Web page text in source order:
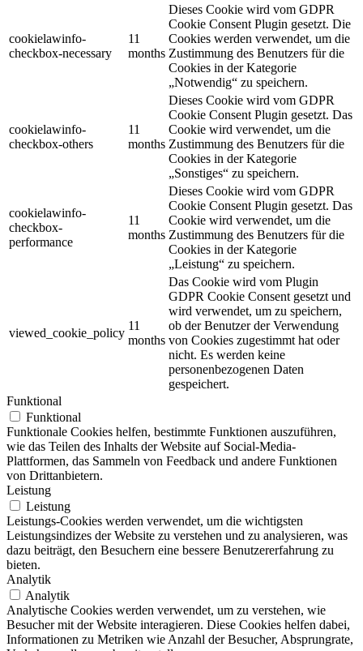
cookielawinfo-
checkbox-necessary
11
months
Dieses Cookie wird vom GDPR
Cookie Consent Plugin gesetzt. Die
Cookies werden verwendet, um die
Zustimmung des Benutzers für die
Cookies in der Kategorie
„Notwendig“ zu speichern.
cookielawinfo-
checkbox-others
11
months
Dieses Cookie wird vom GDPR
Cookie Consent Plugin gesetzt. Das
Cookie wird verwendet, um die
Zustimmung des Benutzers für die
Cookies in der Kategorie
„Sonstiges“ zu speichern.
cookielawinfo-
checkbox-
performance
11
months
Dieses Cookie wird vom GDPR
Cookie Consent Plugin gesetzt. Das
Cookie wird verwendet, um die
Zustimmung des Benutzers für die
Cookies in der Kategorie
„Leistung“ zu speichern.
viewed_cookie_policy
11
months
Das Cookie wird vom Plugin
GDPR Cookie Consent gesetzt und
wird verwendet, um zu speichern,
ob der Benutzer der Verwendung
von Cookies zugestimmt hat oder
nicht. Es werden keine
personenbezogenen Daten
gespeichert.
Funktional
Funktional
Funktionale Cookies helfen, bestimmte Funktionen auszuführen,
wie das Teilen des Inhalts der Website auf Social-Media-
Plattformen, das Sammeln von Feedback und andere Funktionen
von Drittanbietern.
Leistung
Leistung
Leistungs-Cookies werden verwendet, um die wichtigsten
Leistungsindizes der Website zu verstehen und zu analysieren, was
dazu beiträgt, den Besuchern eine bessere Benutzererfahrung zu
bieten.
Analytik
Analytik
Analytische Cookies werden verwendet, um zu verstehen, wie
Besucher mit der Website interagieren. Diese Cookies helfen dabei,
Informationen zu Metriken wie Anzahl der Besucher, Absprungrate,